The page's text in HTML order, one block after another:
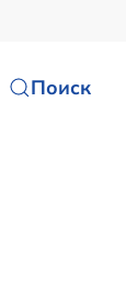
Поиск